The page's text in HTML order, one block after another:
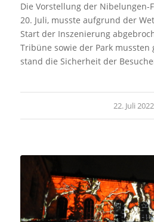
Die Vorstellung der Nibelungen-
20. Juli, musste aufgrund der
Start der Inszenierung
Tribüne sowie der Park
stand die Sicherheit der
22. Juli 2022